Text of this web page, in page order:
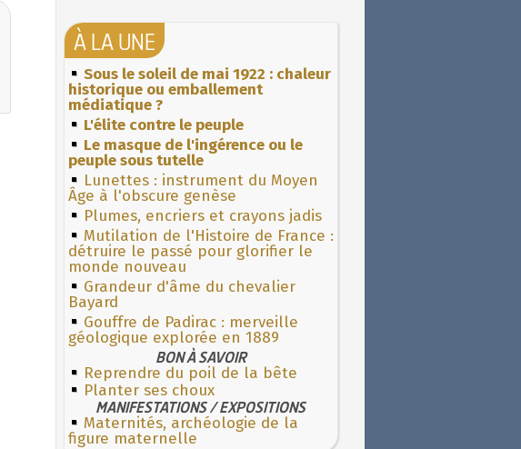
À LA UNE
Sous le soleil de mai 1922 : chaleur
historique ou emballement
médiatique ?
L'élite contre le peuple
Le masque de l'ingérence ou le
peuple sous tutelle
Lunettes : instrument du Moyen
Âge à l'obscure genèse
Plumes, encriers et crayons jadis
Mutilation de l'Histoire de France :
détruire le passé pour glorifier le
monde nouveau
Grandeur d'âme du chevalier
Bayard
Gouffre de Padirac : merveille
géologique explorée en 1889
BON À SAVOIR
Reprendre du poil de la bête
Planter ses choux
MANIFESTATIONS / EXPOSITIONS
Maternités, archéologie de la
figure maternelle